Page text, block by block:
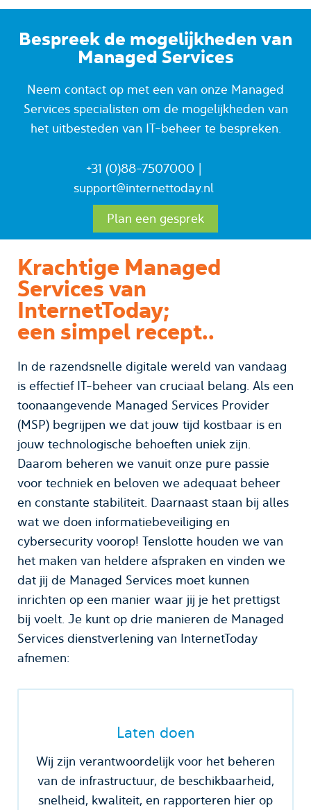
Bespreek de mogelijkheden van
Managed Services
Neem contact op met een van onze Managed
Services specialisten om de mogelijkheden van
het uitbesteden van IT-beheer te bespreken.
+31 (0)88-7507000 |
support@internettoday.nl
Plan een gesprek
Krachtige Managed
Services van
InternetToday;
een simpel recept..
In de razendsnelle digitale wereld van vandaag
is effectief IT-beheer van cruciaal belang. Als een
toonaangevende Managed Services Provider
(MSP) begrijpen we dat jouw tijd kostbaar is en
jouw technologische behoeften uniek zijn.
Daarom beheren we vanuit onze pure passie
voor techniek en beloven we adequaat beheer
en constante stabiliteit. Daarnaast staan bij alles
wat we doen informatiebeveiliging en
cybersecurity voorop! Tenslotte houden we van
het maken van heldere afspraken en vinden we
dat jij de Managed Services moet kunnen
inrichten op een manier waar jij je het prettigst
bij voelt. Je kunt op drie manieren de Managed
Services dienstverlening van InternetToday
afnemen:
Laten doen
Wij zijn verantwoordelijk voor het beheren
van de infrastructuur, de beschikbaarheid,
snelheid, kwaliteit, en rapporteren hier op